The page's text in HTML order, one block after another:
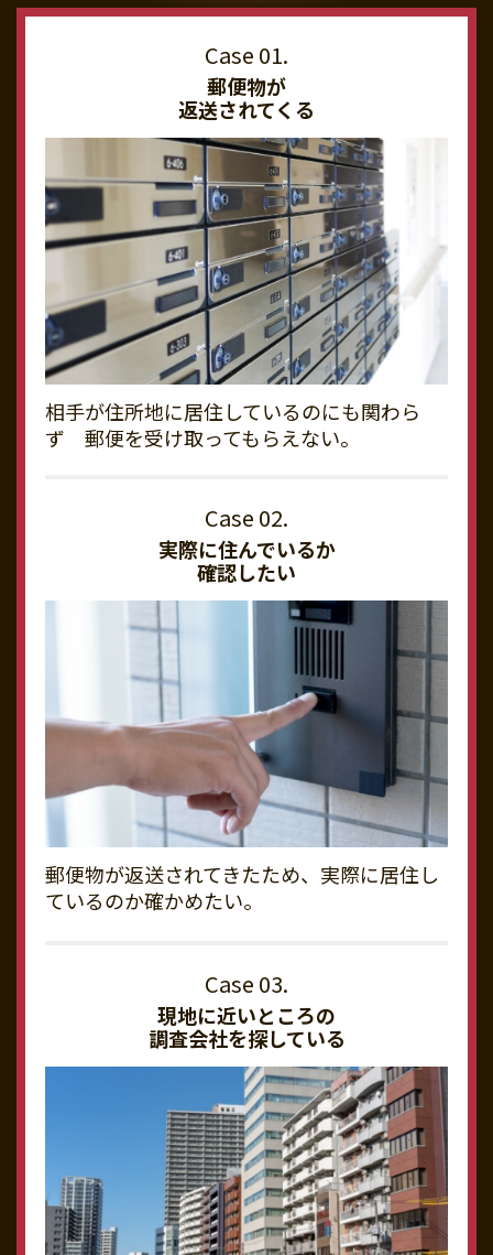
郵便物が
返送されてくる
相手が住所地に居住しているのにも関わら
ず 郵便を受け取ってもらえない。
実際に住んでいるか
確認したい
郵便物が返送されてきたため、実際に居住し
ているのか確かめたい。
現地に近いところの
調査会社を探している